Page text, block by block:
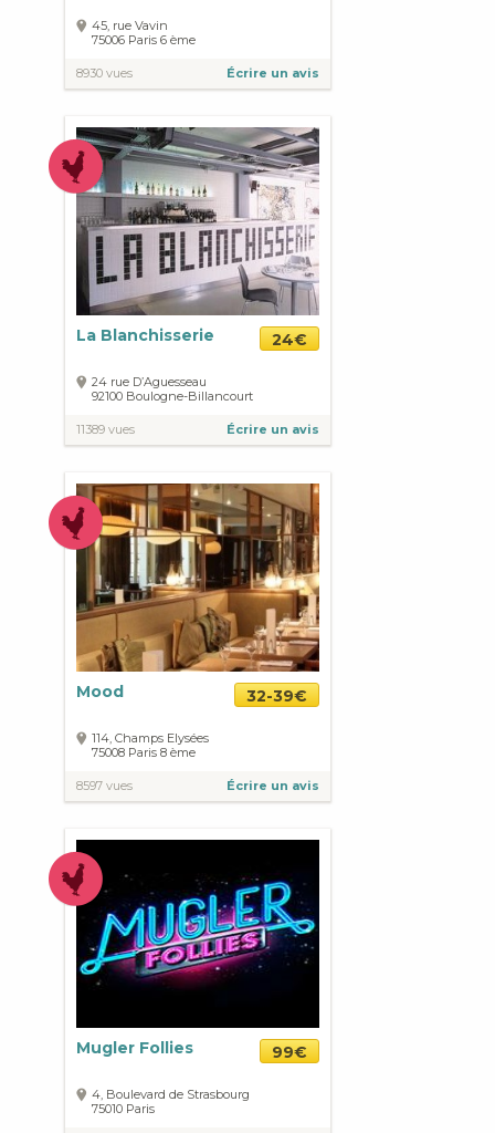
45, rue Vavin
75006 Paris 6 ème
8930 vues Écrire un avis
La Blanchisserie 24€
24 rue D’Aguesseau
92100 Boulogne-Billancourt
11389 vues Écrire un avis
Mood 32-39€
114, Champs Elysées
75008 Paris 8 ème
8597 vues Écrire un avis
Mugler Follies 99€
4, Boulevard de Strasbourg
75010 Paris